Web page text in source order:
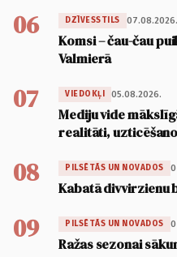
06 DZĪVESSTILS 07.08.2026.
Komsi – čau-čau
Valmierā
07 VIEDOKĻI 05.08.2026.
Mediju vide
realitāti,
08 PILSĒTĀS UN NOVADOS
Kabatā divvirzienu
09 PILSĒTĀS UN NOVADOS
Ražas sezonai